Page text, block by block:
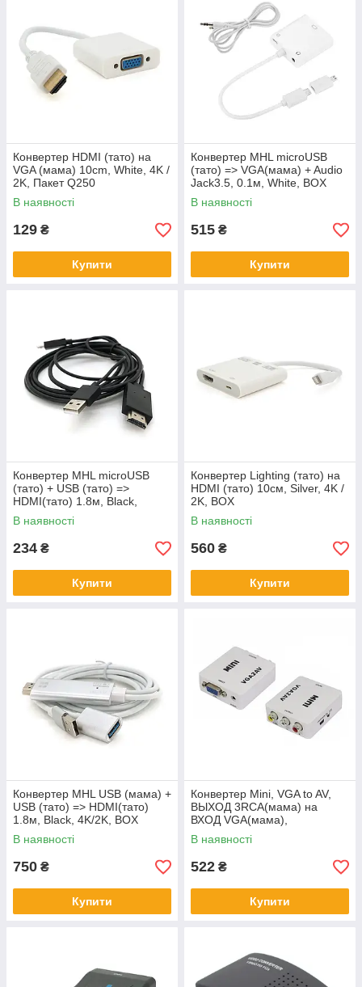
Конвертер HDMI (тато) на
VGA (мама) 10cm, White, 4K /
2K, Пакет Q250
В наявності
129 ₴
Купити
Конвертер MHL microUSB
(тато) => VGA(мама) + Audio
Jack3.5, 0.1м, White, BOX
В наявності
515 ₴
Купити
Конвертер MHL microUSB
(тато) + USB (тато) =>
HDMI(тато) 1.8м, Black,
4K/2K, BOX
В наявності
234 ₴
Купити
Конвертер Lighting (тато) на
HDMI (тато) 10см, Silver, 4K /
2K, BOX
В наявності
560 ₴
Купити
Конвертер MHL USB (мама) +
USB (тато) => HDMI(тато)
1.8м, Black, 4K/2K, BOX
В наявності
750 ₴
Купити
Конвертер Mini, VGA to AV,
ВЫХОД 3RCA(мама) на
ВХОД VGA(мама),
720P/1080P, White, BOX
В наявності
522 ₴
Купити